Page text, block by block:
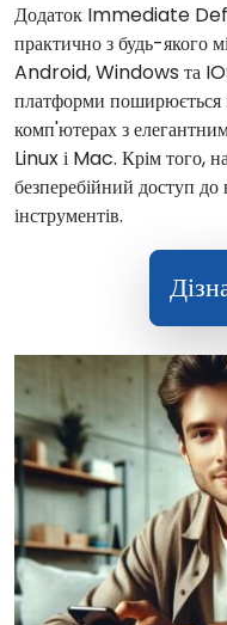
Додаток Immediate
практично з будь-якого
Android, Windows та
платформи поширюється
комп'ютерах з
Linux і Mac. Крім того,
безперебійний доступ до
інструментів.